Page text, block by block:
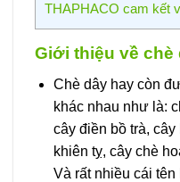
THAPHACO cam kết
Giới thiệu về chè
Chè dây hay còn
khác nhau như là:
cây điền bồ trà,
khiên tỵ, cây chè
Và rất nhiều cái tên